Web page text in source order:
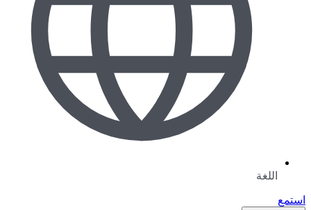
اللغة
استمع